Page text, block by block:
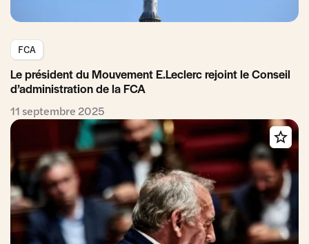
FCA
Le président du Mouvement E.Leclerc rejoint le Conseil
d’administration de la FCA
11 septembre 2025